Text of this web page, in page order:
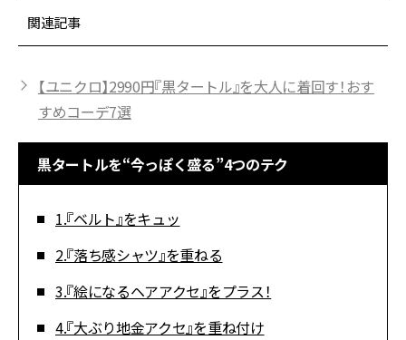
関連記事
【ユニクロ】2990円『黒タートル』を大人に着回す！おす
すめコーデ7選
黒タートルを“今っぽく盛る”4つのテク
1.『ベルト』をキュッ
2.『落ち感シャツ』を重ねる
3.『絵になるヘアアクセ』をプラス！
4.『大ぶり地金アクセ』を重ね付け